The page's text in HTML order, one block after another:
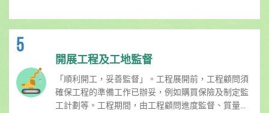
5
開展工程及工地監督
「順利開工，妥善監督」。工程展開前，工程顧問須
確保工程的準備工作已辦妥，例如購買保險及制定監
工計劃等。工程期間，由工程顧問進度監督、質量...